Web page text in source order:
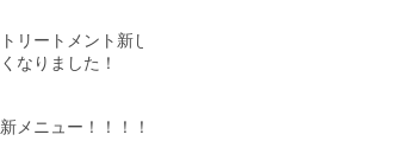
トリートメント新し
くなりました！
新メニュー！！！！